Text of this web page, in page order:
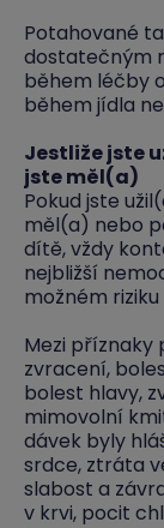
Potahované
dostatečným
během léčby
během jídla
Jestliže jste
jste měl(a)
Pokud jste
měl(a) nebo
dítě, vždy
nejbližší
možném
Mezi
zvracení,
bolest hlavy,
mimovolní
dávek byly
srdce, ztráta
slabost a
v krvi, pocit